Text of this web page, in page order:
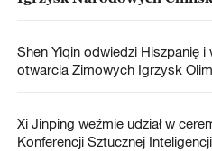
Shen Yiqin odwiedzi Hiszpanię i
otwarcia Zimowych Igrzysk
Xi Jinping weźmie udział w
Konferencji Sztucznej